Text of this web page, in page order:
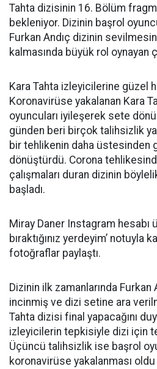
Tahta dizisinin 16. Bölüm
bekleniyor. Dizinin başrol
Furkan Andıç dizinin
kalmasında büyük rol oynayan
Kara Tahta izleyicilerine güzel
Koronavirüse yakalanan Kara
oyuncuları iyileşerek sete
günden beri birçok talihsizlik
bir tehlikenin daha üstesinden
dönüştürdü. Corona
çalışmaları duran dizinin
başladı.
Miray Daner Instagram hesabı
bıraktığınız yerdeyim’ notuyla
fotoğraflar paylaştı.
Dizinin ilk zamanlarında Furkan
incinmiş ve dizi setine ara
Tahta dizisi final yapacağını
izleyicilerin tepkisiyle dizi için
Üçüncü talihsizlik ise başrol
koronavirüse yakalanması